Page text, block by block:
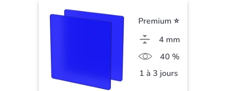
Premium ⭐
4 mm
40 %
1 à 3 jours